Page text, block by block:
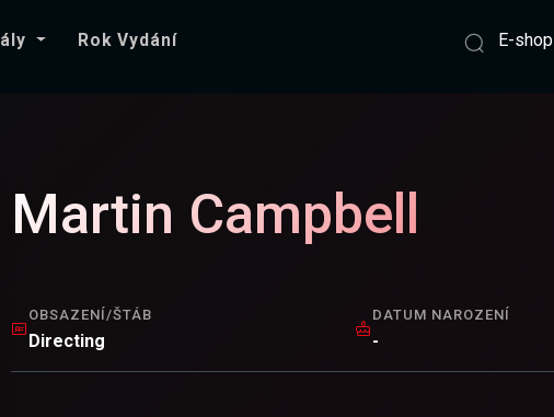
Rok Vydání E-shop
Martin Campbell
OBSAZENÍ/ŠTÁB
Directing
DATUM NAROZENÍ
-